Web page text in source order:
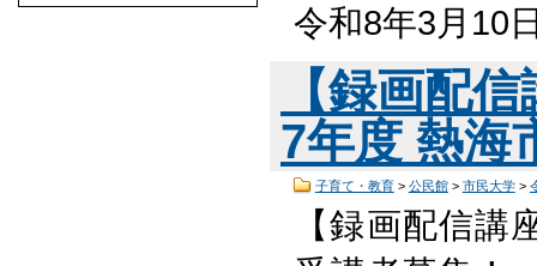
令和8年3月10
【録画配
7年度 熱海
子育て・教育> 公民館> 市民大学>
【録画配信